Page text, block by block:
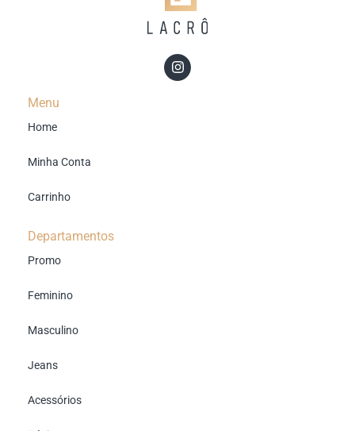
Menu
Home
Minha Conta
Carrinho
Departamentos
Promo
Feminino
Masculino
Jeans
Acessórios